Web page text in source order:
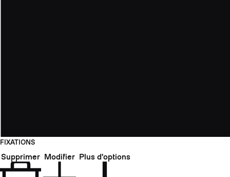
FIXATIONS
Supprimer Modifier Plus d'options